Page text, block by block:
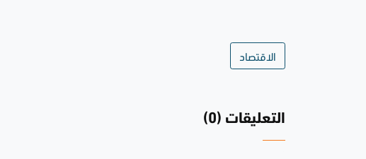
الاقتصاد
التعليقات (0)